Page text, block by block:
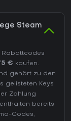
Steam
Rabattcodes
€ kaufen.
gehört zu den
gelisteten Keys
Zahlung
bereits
Codes,